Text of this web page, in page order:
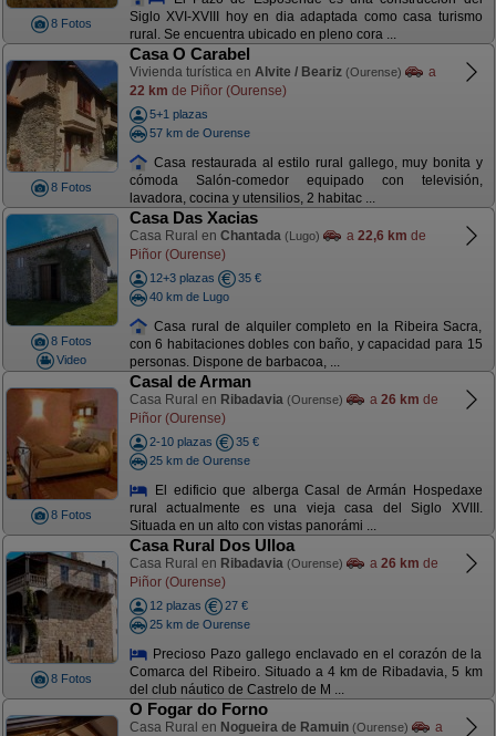
8 Fotos
Siglo XVI-XVIII hoy en dia adaptada como casa turismo
rural. Se encuentra ubicado en pleno cora ...
8 Fotos
Casa O Carabel
Vivienda turística en Alvite / Beariz (Ourense)
a
22 km de Piñor (Ourense)
5+1 plazas
57 km de Ourense
Casa restaurada al estilo rural gallego, muy bonita y
cómoda Salón-comedor equipado con televisión,
lavadora, cocina y utensilios, 2 habitac ...
8 Fotos
Video
Casa Das Xacias
Casa Rural en Chantada (Lugo) a 22,6 km de
Piñor (Ourense)
12+3 plazas
35 €
40 km de Lugo
Casa rural de alquiler completo en la Ribeira Sacra,
con 6 habitaciones dobles con baño, y capacidad para 15
personas. Dispone de barbacoa, ...
8 Fotos
Casal de Arman
Casa Rural en Ribadavia (Ourense) a 26 km de
Piñor (Ourense)
2-10 plazas
35 €
25 km de Ourense
El edificio que alberga Casal de Armán Hospedaxe
rural actualmente es una vieja casa del Siglo XVIII.
Situada en un alto con vistas panorámi ...
8 Fotos
Casa Rural Dos Ulloa
Casa Rural en Ribadavia (Ourense) a 26 km de
Piñor (Ourense)
12 plazas
27 €
25 km de Ourense
Precioso Pazo gallego enclavado en el corazón de la
Comarca del Ribeiro. Situado a 4 km de Ribadavia, 5 km
del club náutico de Castrelo de M ...
O Fogar do Forno
Casa Rural en Nogueira de Ramuin (Ourense)
a